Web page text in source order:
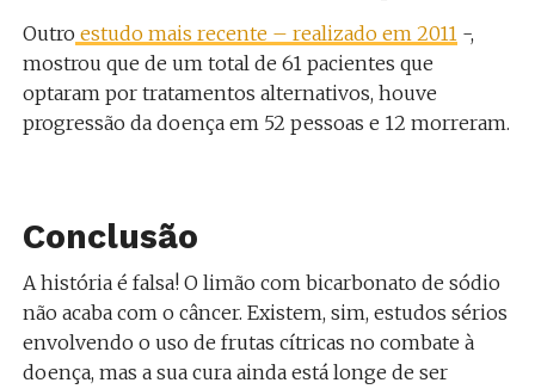
Outro estudo mais recente – realizado em 2011-,
mostrou que de um total de 61 pacientes que
optaram por tratamentos alternativos, houve
progressão da doença em 52 pessoas e 12 morreram.
Conclusão
A história é falsa! O limão com bicarbonato de sódio
não acaba com o câncer. Existem, sim, estudos sérios
envolvendo o uso de frutas cítricas no combate à
doença, mas a sua cura ainda está longe de ser